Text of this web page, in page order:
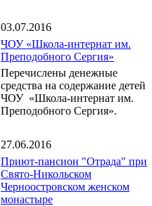
03.07.2016
ЧОУ «Школа-интернат им.
Преподобного Сергия»
Перечислены денежные
средства на содержание детей
ЧОУ «Школа-интернат им.
Преподобного Сергия».
27.06.2016
Приют-пансион "Отрада" при
Свято-Никольском
Черноостровском женском
монастыре